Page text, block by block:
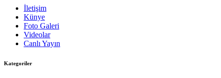
İletişim
Künye
Foto Galeri
Videolar
Canlı Yayın
Kategoriler